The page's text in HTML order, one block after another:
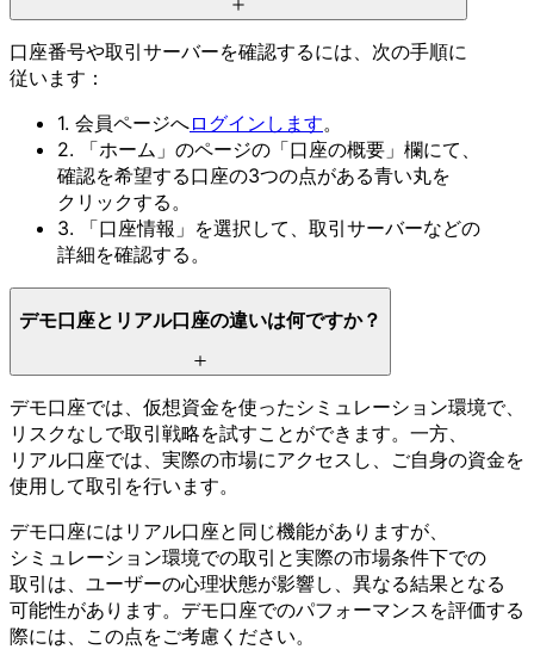
口座番号や取引サーバーを確認するには、 次の手順に
従います：
1. 会員ページへログインします。
2.
「ホーム」のページの 「口座の概要」欄にて、
確認を希望する口座の3つの点がある青い丸を
クリックする。
3.
「口座情報」を選択して、 取引サーバーなどの
詳細を確認する。
デモ口座と リアル口座の違いは何ですか？
デモ口座では、 仮想資金を使った シミュレーション環境で、
リスクなしで取引戦略を試すことができます。 一方、
リアル口座では、 実際の市場にアクセスし、 ご自身の資金を
使用して取引を行います。
デモ口座には リアル口座と 同じ機能がありますが、
シミュレーション環境での取引と実際の市場条件下での
取引は、 ユーザーの心理状態が影響し、 異なる結果と なる
可能性があります。 デモ口座でのパフォーマンスを評価する
際には、 この点をご考慮ください。